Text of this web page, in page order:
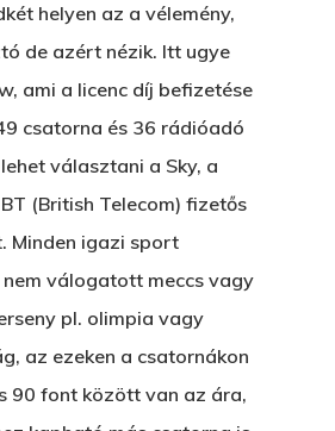
helyen az a vélemény,
de azért nézik. Itt ugye
ami a licenc díj befizetése
csatorna és 36 rádióadó
választani a Sky, a
(British Telecom) fizetős
Minden igazi sport
nem válogatott meccs vagy
pl. olimpia vagy
az ezeken a csatornákon
90 font között van az ára,